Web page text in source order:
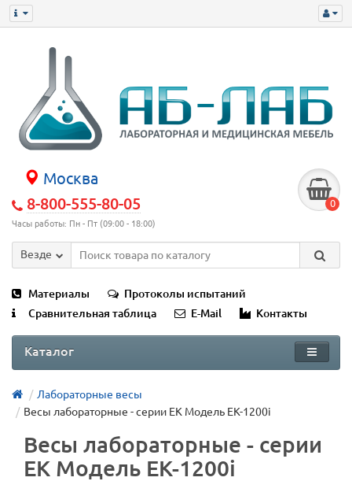
Москва
8-800-555-80-05
Часы работы: Пн - Пт (09:00 - 18:00)
0
Везде
Материалы
Протоколы испытаний
Сравнительная таблица
E-Mail Контакты
Каталог
Лабораторные весы
Весы лабораторные - серии EK Модель EK-1200i
Весы лабораторные - серии
EK Модель EK-1200i